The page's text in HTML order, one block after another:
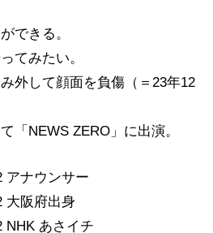
できる。
てみたい。
外して顔面を負傷（＝23年12
「NEWS ZERO」に出演。
アナウンサー
大阪府出身
NHK あさイチ